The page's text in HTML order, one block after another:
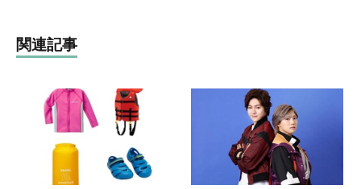
関連記事